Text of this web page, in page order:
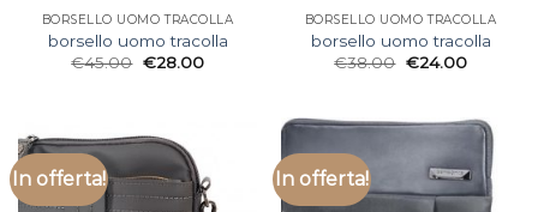
BORSELLO UOMO TRACOLLA
borsello uomo tracolla
€45.00 €28.00
BORSELLO UOMO TRACOLLA
borsello uomo tracolla
€38.00 €24.00
In offerta! In offerta!